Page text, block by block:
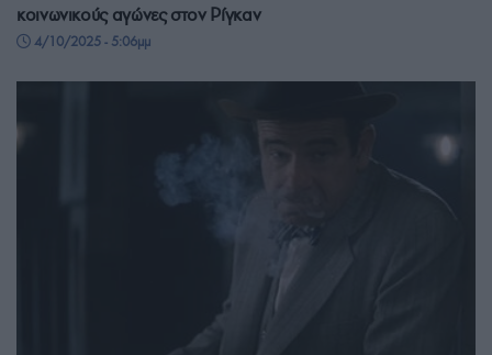
κοινωνικούς αγώνες στον Ρίγκαν
4/10/2025 - 5:06μμ